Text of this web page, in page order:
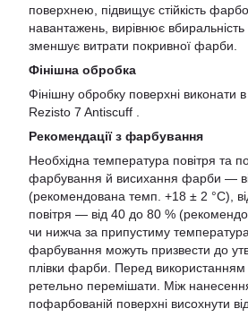
поверхнею, підвищує стійкість
навантажень, вирівнює вбиральність
зменшує витрати покривної фарби.
Фінішна обробка
Фінішну обробку поверхні
Rezisto 7 Antiscuff .
Рекомендації з фарбування
Необхідна температура повітря та
фарбування й висихання фарби —
(рекомендована темп. +18 ± 2 °C),
повітря — від 40 до 80 %
чи нижча за припустиму
фарбування можуть призвести до
плівки фарби. Перед
ретельно перемішати. Між
пофарбованій поверхні висохнути